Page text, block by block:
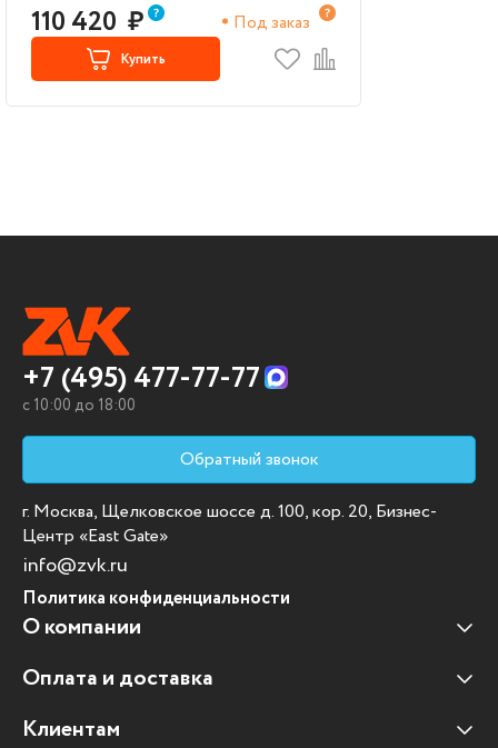
110 420 ₽ Под заказ
Купить
+7 (495) 477-77-77
c 10:00 до 18:00
Обратный звонок
г. Москва, Щелковское шоссе д. 100, кор. 20, Бизнес-
Центр «East Gate»
info@zvk.ru
Политика конфиденциальности
О компании
Наши клиенты
Отзывы клиентов
Оплата и доставка
Оплата и доставка
Клиентам